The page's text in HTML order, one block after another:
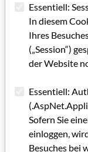
Essentiell:
In diesem
Ihres
(„Session“)
der Website
Essentiell:
Sofern Sie
einloggen,
Besuches bei